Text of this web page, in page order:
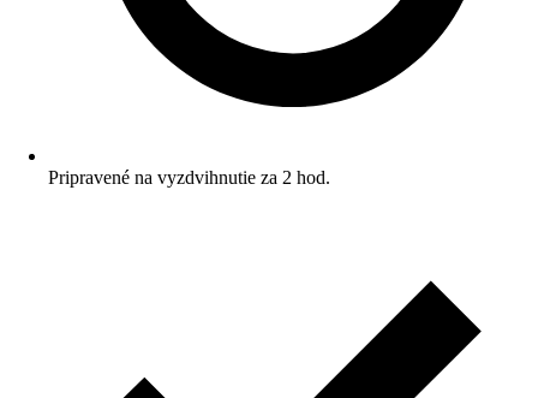
Pripravené na vyzdvihnutie za 2 hod.